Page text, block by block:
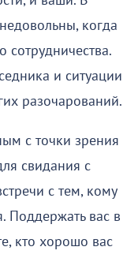
когда
сотрудничества.
и ситуации
разочарований.
с точки зрения
свидания с
с тем, кому
Поддержать вас в
кто хорошо вас